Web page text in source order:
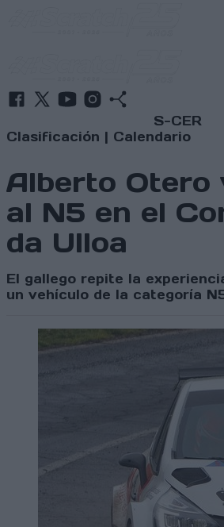
S-CER
Clasificación | Calendario
Alberto Otero
al N5 en el
da Ulloa
El gallego repite la
un vehículo de la categoría